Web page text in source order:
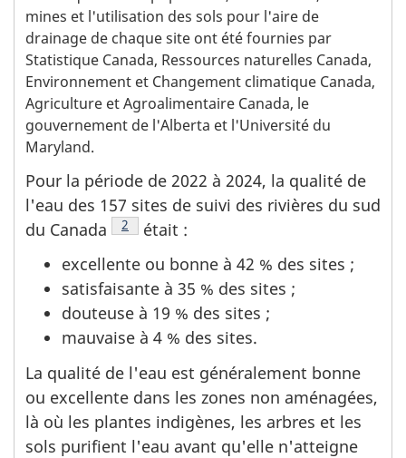
mines et l'utilisation des sols pour l'aire de
drainage de chaque site ont été fournies par
Statistique Canada, Ressources naturelles Canada,
Environnement et Changement climatique Canada,
Agriculture et Agroalimentaire Canada, le
gouvernement de l'Alberta et l'Université du
Maryland.
Pour la période de 2022 à 2024, la qualité de
l'eau des 157 sites de suivi des rivières du sud
du Canada
Note de bas de page
2
était :
excellente ou bonne à 42 % des sites ;
satisfaisante à 35 % des sites ;
douteuse à 19 % des sites ;
mauvaise à 4 % des sites.
La qualité de l'eau est généralement bonne
ou excellente dans les zones non aménagées,
là où les plantes indigènes, les arbres et les
sols purifient l'eau avant qu'elle n'atteigne